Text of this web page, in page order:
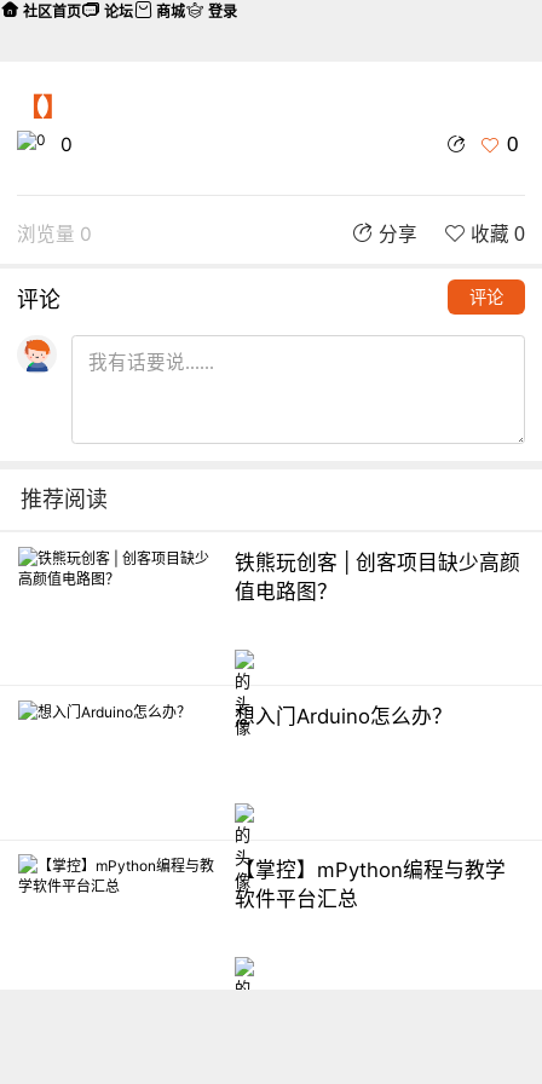
【】
0 0
浏览量 0 分享 收藏 0
评论 评论
推荐阅读
铁熊玩创客 | 创客项目缺少高颜
值电路图？
想入门Arduino怎么办？
【掌控】mPython编程与教学
软件平台汇总
社区首页 论坛 商城 登录